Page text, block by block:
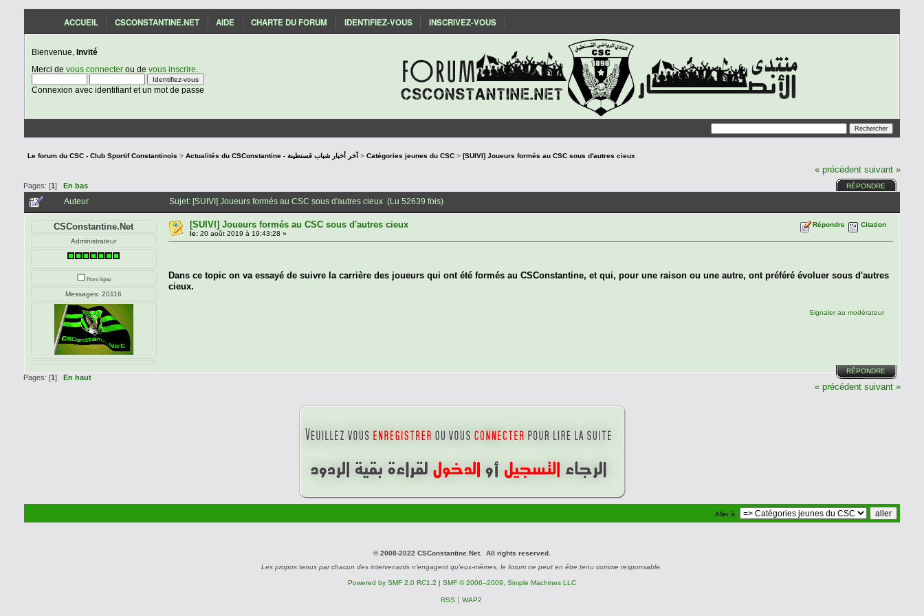
ACCUEIL CSCONSTANTINE.NET AIDE CHARTE DU FORUM IDENTIFIEZ-VOUS INSCRIVEZ-VOUS
Bienvenue, Invité
Merci de vous connecterou de vous inscrire
Connexion avec identifiant et un mot de passe
Le forum du CSC - Club Sportif Constantinois > Actualités du CSConstantine - آخر أخبار شباب قسنطينة >Catégories jeunes du CSC >[SUIVI] Joueurs formés au CSC sous d'autres cieux
« précédent suivant »
Pages: [1] En bas RÉPONDRE
Auteur Sujet: [SUIVI] Joueurs formés au CSC sous d'autres cieux (Lu 52639 fois)
CSConstantine.Net
Administrateur
Hors ligne
Messages: 20116
[SUIVI] Joueurs formés au CSC sous d'autres cieux
le:20 août 2019 à 19:43:28 »
Répondre Citation
Dans ce topic on va essayé de suivre la carrière des joueurs qui ont été formés au CSConstantine, et qui, pour une raison ou une autre, ont préféré évoluer sous d'autres
cieux.
Signaler au modérateur
Pages: [1] En haut
RÉPONDRE
« précédent suivant »
Aller à:
© 2008-2022 CSConstantine.Net. All rights reserved.
Les propos tenus par chacun des intervenants n'engagent qu'eux-mêmes, le forum ne peut en être tenu comme responsable.
Powered by SMF 2.0 RC1.2 | SMF © 2006–2009, Simple Machines LLC
RSS WAP2